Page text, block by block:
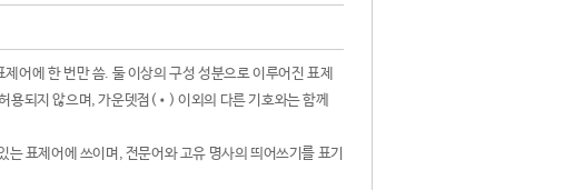
어에 한 번만 씀. 둘 이상의 구성 성분으로 이루어진 표제
용되지 않으며, 가운뎃점(•) 이외의 다른 기호와는 함께
표제어에 쓰이며, 전문어와 고유 명사의 띄어쓰기를 표기